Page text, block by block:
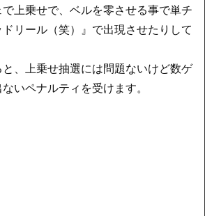
上乗せで、ベルを零させる事で単チ
リール（笑）』で出現させたりして
、上乗せ抽選には問題ないけど数ゲ
いペナルティを受けます。